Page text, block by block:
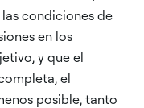
condiciones de
en los
y que el
el
posible, tanto